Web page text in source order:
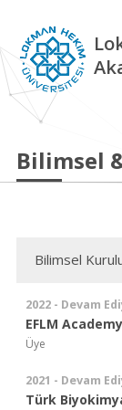
Bilimsel
Bilimsel
2022 - Devam
EFLM
Üye
2021 - Devam
Türk